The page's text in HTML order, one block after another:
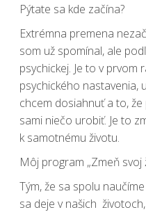
Pýtate sa kde začína?
Extrémna premena
som už spomínal, ale
psychickej. Je to v prvom
psychického nastavenia,
chcem dosiahnuť a to,
sami niečo urobiť. Je to
k samotnému životu.
Môj program „Zmeň
Tým, že sa spolu
sa deje v našich